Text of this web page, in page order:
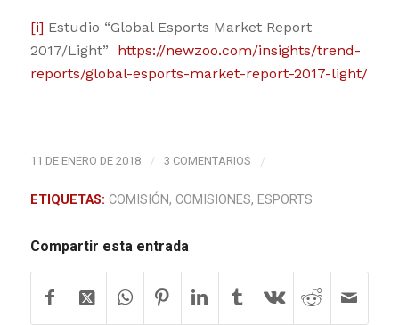
[i] Estudio “Global Esports Market Report
2017/Light” https://newzoo.com/insights/trend-
reports/global-esports-market-report-2017-light/
11 DE ENERO DE 2018 / 3 COMENTARIOS /
ETIQUETAS: COMISIÓN, COMISIONES, ESPORTS
Compartir esta entrada